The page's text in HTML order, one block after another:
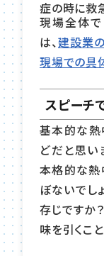
症の時に救
現場全体
は、建設業
現場での具
スピーチ
基本的な熱
どだと思い
本格的な熱
ぼないでし
存じですか
味を引くこ